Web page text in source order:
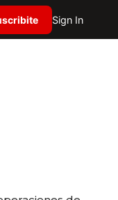
Sign In